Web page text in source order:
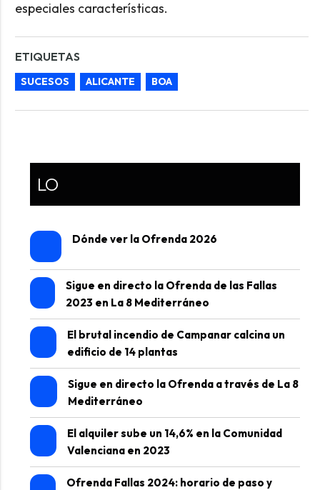
especiales características.
ETIQUETAS
SUCESOS ALICANTE BOA
LO
Dónde ver la Ofrenda 2026
Sigue en directo la Ofrenda de las Fallas
2023 en La 8 Mediterráneo
El brutal incendio de Campanar calcina un
edificio de 14 plantas
Sigue en directo la Ofrenda a través de La 8
Mediterráneo
El alquiler sube un 14,6% en la Comunidad
Valenciana en 2023
Ofrenda Fallas 2024: horario de paso y